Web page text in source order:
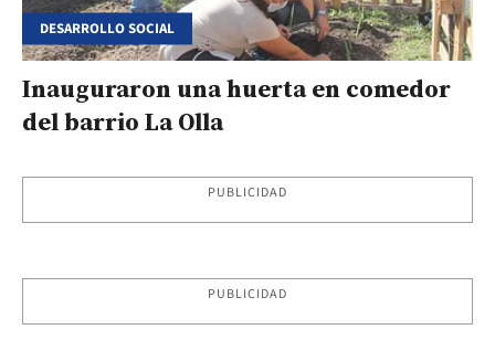
DESARROLLO SOCIAL
Inauguraron una huerta en comedor
del barrio La Olla
PUBLICIDAD
PUBLICIDAD